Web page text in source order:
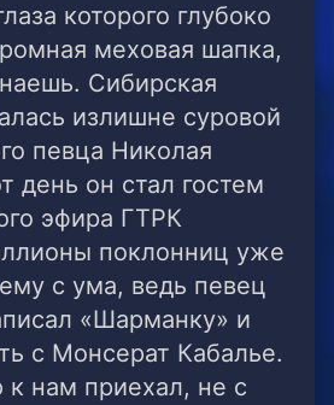
которого глубоко
меховая шапка,
Сибирская
излишне суровой
певца Николая
день он стал гостем
эфира ГТРК
поклонниц уже
с ума, ведь певец
«Шарманку» и
с Монсерат Кабалье.
нам приехал, не с